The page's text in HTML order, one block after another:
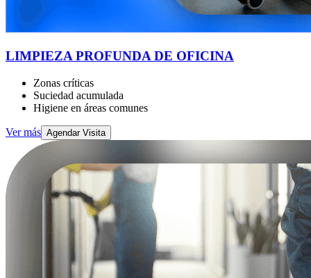
LIMPIEZA PROFUNDA DE OFICINA
Zonas críticas
Suciedad acumulada
Higiene en áreas comunes
Ver más Agendar Visita